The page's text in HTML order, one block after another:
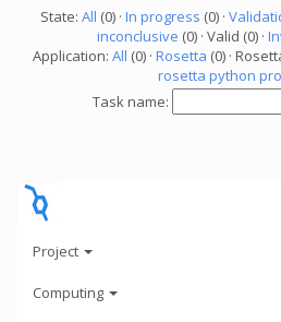
State: All (0) · In progress (0) ·
inconclusive (0) · Valid (0) ·
Application: All (0) · Rosetta (0) ·
rosetta python
Task name:
Project
Computing